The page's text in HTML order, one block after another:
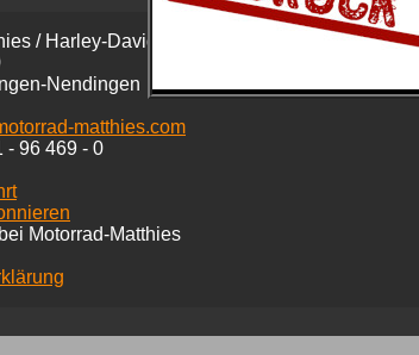
/ Harley-Davidson Tuttlingen
Nendingen
matthies.com
- 96 469 - 0
bei Motorrad-Matthies